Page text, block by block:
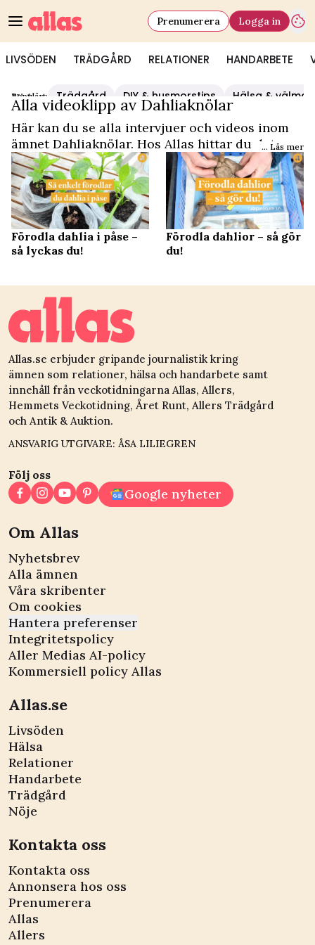
LIVSÖDEN TRÄDGÅRD RELATIONER HANDARBETE
Prenumerera Logga in
Populärt: Trädgård DIY & husmorstips Hälsa &
Video Start/Dahliaknölar
Alla videoklipp av Dahliaknölar
Här kan du se alla intervjuer och videos inom
ämnet Dahliaknölar. Hos Allas hittar du det och
mycket mer.
... Läs mer
Förodla dahlia i påse –
så lyckas du!
Förodla dahlior – så gör
du!
Allas.se erbjuder gripande journalistik kring
ämnen som relationer, hälsa och handarbete samt
innehåll från veckotidningarna Allas, Allers,
Hemmets Veckotidning, Året Runt, Allers Trädgård
och Antik & Auktion.
ANSVARIG UTGIVARE: ÅSA LILIEGREN
Följ oss
Google nyheter
Om Allas
Nyhetsbrev
Alla ämnen
Våra skribenter
Om cookies
Hantera preferenser
Integritetspolicy
Aller Medias AI-policy
Kommersiell policy Allas
Allas.se
Livsöden
Hälsa
Relationer
Handarbete
Trädgård
Nöje
Kontakta oss
Kontakta oss
Annonsera hos oss
Prenumerera
Allas
Allers